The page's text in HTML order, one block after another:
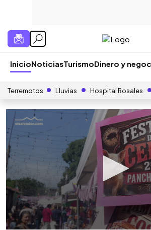
InicioNoticiasTurismoDinero y
Terremotos Lluvias Hospital Rosales